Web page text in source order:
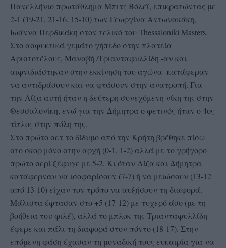
Πανελλήνιο πρωτάθλημα Μπιτς Βόλεϊ, επικρατώντας με
2-1 (19-21, 21-16, 15-10) των Γεωργίνα Αντωνακάκη,
Ιωάννα Περδικάκη στον τελικό του Thessaloniki Masters.
Στο ασφυκτικά γεμάτο γήπεδο στην πλατεία
Αριστοτέλους, Μαναβή /Τριανταφυλλίδη -αν και
αιφνιδιάστηκαν στην εκκίνηση του αγώνα- κατάφεραν
να αντιδράσουν και να φτάσουν στην ανατροπή. Για
την Λίζα αυτή ήταν η δεύτερη συνεχόμενη νίκη της στην
Θεσσαλονίκη, ενώ για την Δήμητρα ο φετινός ήταν ο 4ος
τίτλος στην πόλη της.
Στο πρώτο σετ το δίδυμο από την Κρήτη βρέθηκε πίσω
στο σκορ μόνο στην αρχή (0-1, 1-2) αλλά με το γρήγορο
πρώτο σερί ξέφυγε με 5-2. Κι όταν Λίζα και Δήμητρα
κατάφερναν να ισοφαρίσουν (7-7) ή να μειώσουν (13-12
από 13-10) είχαν τον τρόπο να αυξήσουν τη διαφορά.
Μάλιστα έφτασαν στο +5 (17-12) με τυχερό άσο (με τη
βοήθεια του φιλέ), αλλά το μπλοκ της Τριανταφυλλίδη
έφερε και πάλι τη διαφορά στον πόντο (18-17). Στην
επόμενη φάση έχασαν τη μοναδική τους ευκαιρία για να